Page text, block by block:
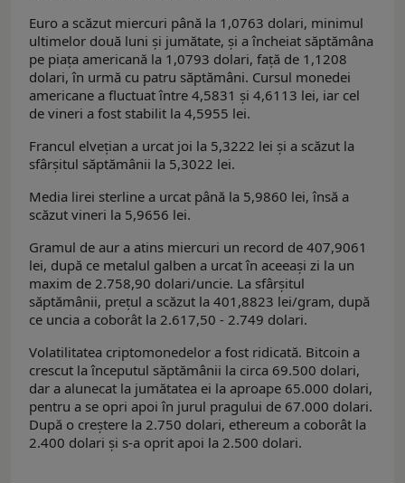
Euro a scăzut miercuri până la 1,0763 dolari, minimul
ultimelor două luni și jumătate, și a încheiat săptămâna
pe piața americană la 1,0793 dolari, față de 1,1208
dolari, în urmă cu patru săptămâni. Cursul monedei
americane a fluctuat între 4,5831 și 4,6113 lei, iar cel
de vineri a fost stabilit la 4,5955 lei.
Francul elvețian a urcat joi la 5,3222 lei și a scăzut la
sfârșitul săptămânii la 5,3022 lei.
Media lirei sterline a urcat până la 5,9860 lei, însă a
scăzut vineri la 5,9656 lei.
Gramul de aur a atins miercuri un record de 407,9061
lei, după ce metalul galben a urcat în aceeași zi la un
maxim de 2.758,90 dolari/uncie. La sfârșitul
săptămânii, prețul a scăzut la 401,8823 lei/gram, după
ce uncia a coborât la 2.617,50 - 2.749 dolari.
Volatilitatea criptomonedelor a fost ridicată. Bitcoin a
crescut la începutul săptămânii la circa 69.500 dolari,
dar a alunecat la jumătatea ei la aproape 65.000 dolari,
pentru a se opri apoi în jurul pragului de 67.000 dolari.
După o creștere la 2.750 dolari, ethereum a coborât la
2.400 dolari și s-a oprit apoi la 2.500 dolari.